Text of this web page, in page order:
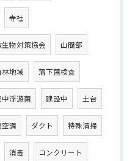
寺社
物対策協会 山間部
林地域 落下菌検査
中浮遊菌 建設中 土台
調 ダクト 特殊清掃
消毒 コンクリート